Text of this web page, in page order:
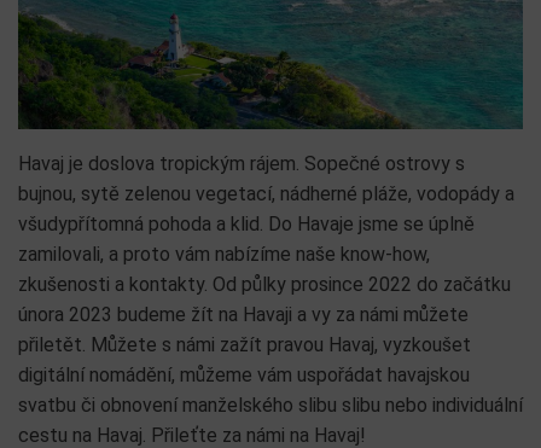
Havaj je doslova tropickým rájem. Sopečné ostrovy s
bujnou, sytě zelenou vegetací, nádherné pláže, vodopády a
všudypřítomná pohoda a klid. Do Havaje jsme se úplně
zamilovali, a proto vám nabízíme naše know-how,
zkušenosti a kontakty. Od půlky prosince 2022 do začátku
února 2023 budeme žít na Havaji a vy za námi můžete
přiletět. Můžete s námi zažít pravou Havaj, vyzkoušet
digitální nomádění, můžeme vám uspořádat havajskou
svatbu či obnovení manželského slibu slibu nebo individuální
cestu na Havaj. Přileťte za námi na Havaj!